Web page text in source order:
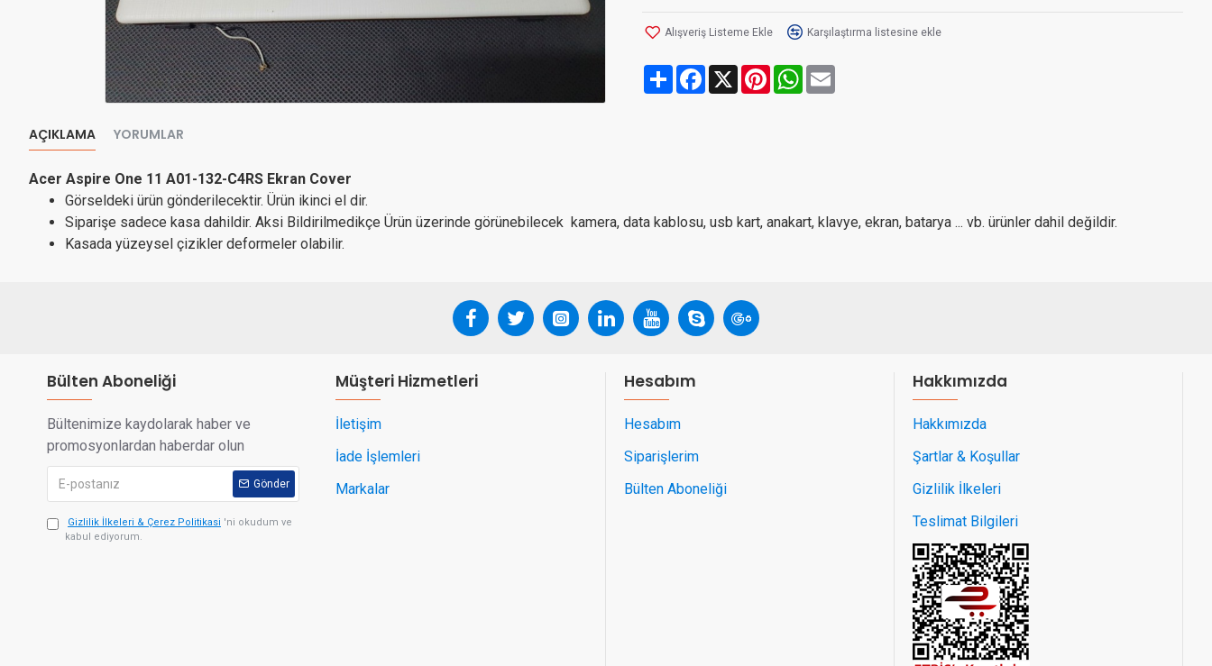
Alışveriş Listeme Ekle Karşılaştırma listesine ekle
Share Facebook
X PinterestWhatsApp
AÇIKLAMA YORUMLAR
Acer Aspire One 11 A01-132-C4RS Ekran Cover
Görseldeki ürün gönderilecektir. Ürün ikinci el dir.
Siparişe sadece kasa dahildir. Aksi Bildirilmedikçe Ürün üzerinde görünebilecek kamera, data kablosu, usb kart, anakart, klavye, ekran, batarya ... vb. ürünler dahil değildir.
Kasada yüzeysel çizikler deformeler olabilir.
Bülten Aboneliği
Bültenimize kaydolarak haber ve
promosyonlardan haberdar olun
Gönder
Gizlilik İlkeleri & Çerez Politikasi 'ni okudum ve
kabul ediyorum.
Müşteri Hizmetleri
İletişim
İade İşlemleri
Markalar
Hesabım
Hesabım
Siparişlerim
Bülten Aboneliği
Hakkımızda
Hakkımızda
Şartlar & Koşullar
Gizlilik İlkeleri
Teslimat Bilgileri